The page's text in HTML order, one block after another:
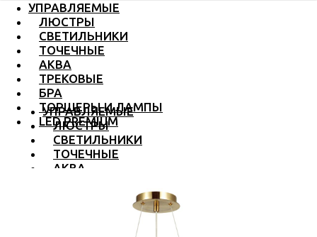
УПРАВЛЯЕМЫЕ
ЛЮСТРЫ
СВЕТИЛЬНИКИ
ТОЧЕЧНЫЕ
АКВА
ТРЕКОВЫЕ
БРА
ТОРШЕРЫ И ЛАМПЫ
LED PREMIUM
УПРАВЛЯЕМЫЕ
ЛЮСТРЫ
СВЕТИЛЬНИКИ
ТОЧЕЧНЫЕ
АКВА
ТОРШЕРЫ И ЛАМПЫ